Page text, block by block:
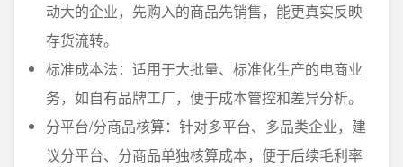
动大的企业，先购入的商品先销售，能更真实反映
存货流转。
标准成本法：适用于大批量、标准化生产的电商业
务，如自有品牌工厂，便于成本管控和差异分析。
分平台/分商品核算：针对多平台、多品类企业，建
议分平台、分商品单独核算成本，便于后续毛利率